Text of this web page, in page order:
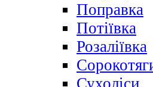
Поправка
Потіївка
Розаліївка